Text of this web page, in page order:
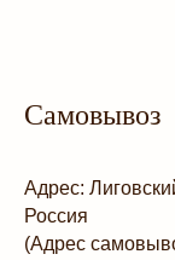
Самовывоз
Адрес:
Россия
(Адрес
Каталог